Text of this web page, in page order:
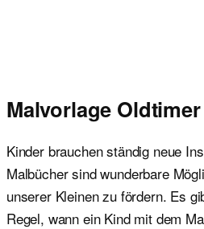
Malvorlage Oldtimer
Kinder brauchen ständig neue
Malbücher sind wunderbare
unserer Kleinen zu fördern. Es
Regel, wann ein Kind mit dem